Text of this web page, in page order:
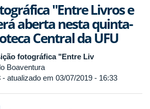
"Entre Livros e
aberta nesta quinta-
Central da UFU
fotográfica "Entre Liv
Boaventura
atualizado em 03/07/2019 - 16:33